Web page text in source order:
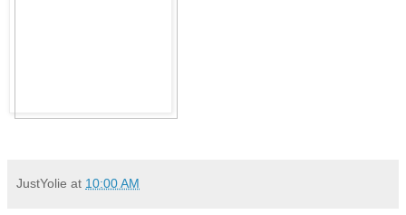
JustYolie at 10:00 AM